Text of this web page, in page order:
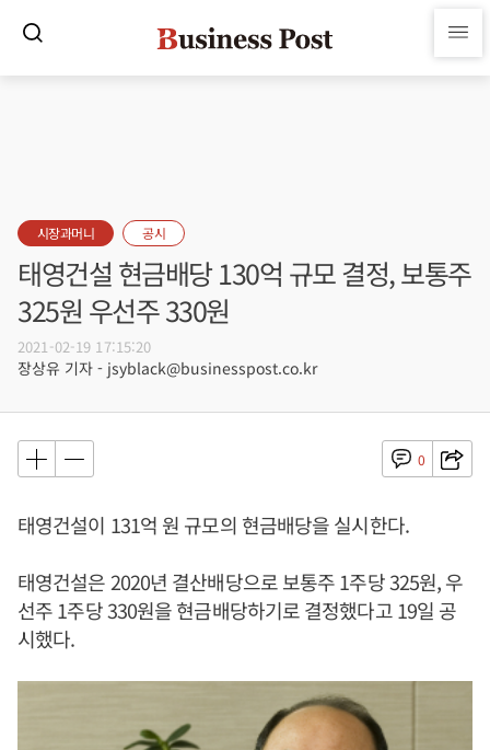
시장과머니 공시
태영건설 현금배당 130억 규모 결정, 보통주
325원 우선주 330원
2021-02-19 17:15:20
장상유 기자 - jsyblack@businesspost.co.kr
0
태영건설이 131억 원 규모의 현금배당을 실시한다.
태영건설은 2020년 결산배당으로 보통주 1주당 325원, 우
선주 1주당 330원을 현금배당하기로 결정했다고 19일 공
시했다.